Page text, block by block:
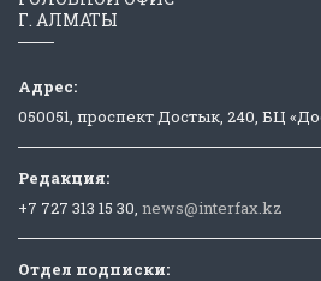
Г. АЛМАТЫ
Адрес:
050051, проспект Достык, 240, БЦ
Редакция:
+7 727 313 15 30, news@interfax.kz
Отдел подписки: